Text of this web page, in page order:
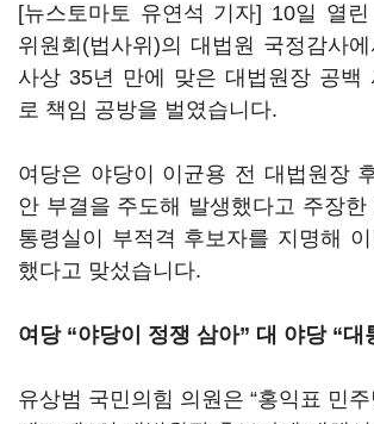
[뉴스토마토 유연석 기자] 10일 열
위원회(법사위)의 대법원 국정감사
사상 35년 만에 맞은 대법원장 공백
로 책임 공방을 벌였습니다.
여당은 야당이 이균용 전 대법원장
안 부결을 주도해 발생했다고 주장한
통령실이 부적격 후보자를 지명해
했다고 맞섰습니다.
여당 “야당이 정쟁 삼아” 대 야당 “대
유상범 국민의힘 의원은 “홍익표 민